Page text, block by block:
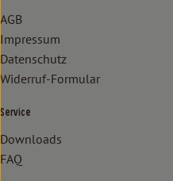
AGB
Impressum
Datenschutz
Widerruf-Formular
Service
Downloads
FAQ